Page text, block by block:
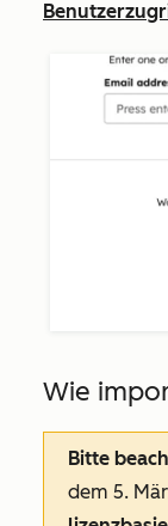
Wie
Bitte
dem 5.